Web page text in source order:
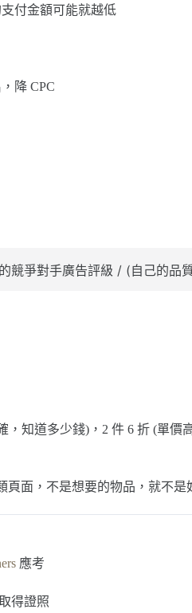
付金額可能就越低
降 CPC
競爭對手廣告評級 / (自己的品
，知道多少錢)，2 件 6 折 (單價
面，不是想要的物品，就不是
應考
得證照